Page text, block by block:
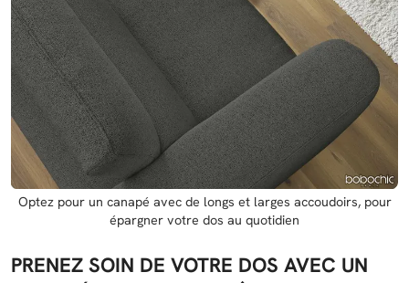
Optez pour un canapé avec de longs et larges accoudoirs, pour
épargner votre dos au quotidien
PRENEZ SOIN DE VOTRE DOS AVEC UN